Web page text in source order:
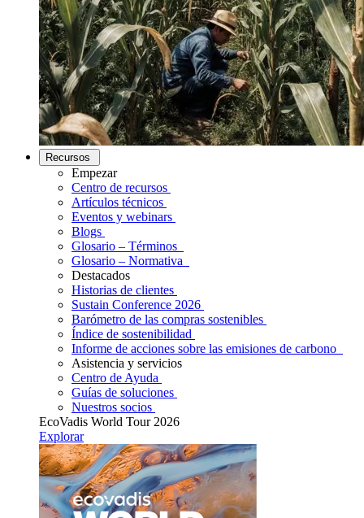
Recursos
Empezar
Centro de recursos
Artículos técnicos
Eventos y webinars
Blogs
Glosario – Términos
Glosario – Normativa
Destacados
Historias de clientes
Sustain Conference 2026
Barómetro de las compras sostenibles
Índice de sostenibilidad
Informe de acciones sobre las emisiones de carbono
Asistencia y servicios
Centro de Ayuda
Guías de soluciones
Nuestros socios
EcoVadis World Tour 2026
Explorar